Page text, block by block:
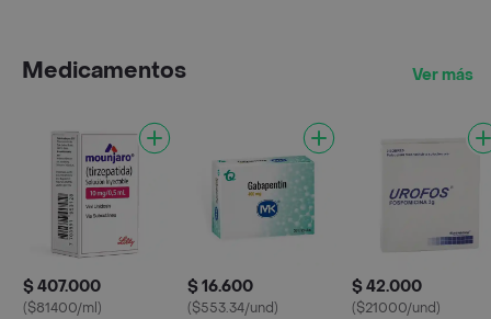
Medicamentos Ver más
$ 407.000
($81400/ml)
$ 16.600
($553.34/und)
$ 42.000
($21000/und)